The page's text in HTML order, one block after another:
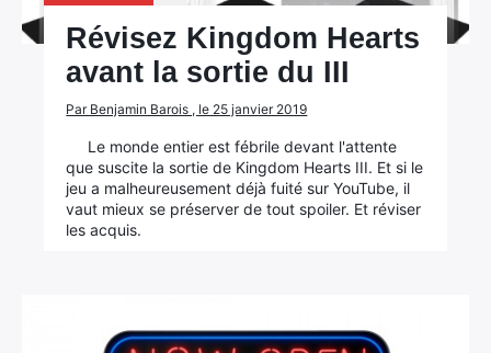
Révisez Kingdom Hearts
avant la sortie du III
Par Benjamin Barois , le 25 janvier 2019
Le monde entier est fébrile devant l'attente
que suscite la sortie de Kingdom Hearts III. Et si le
jeu a malheureusement déjà fuité sur YouTube, il
vaut mieux se préserver de tout spoiler. Et réviser
les acquis.
Rechercher